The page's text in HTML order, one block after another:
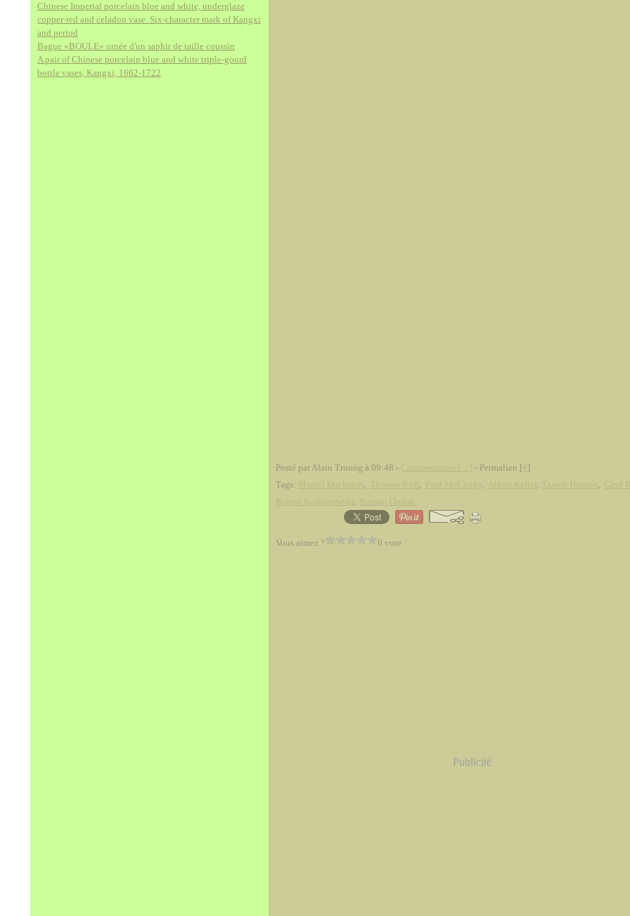
Chinese Imperial porcelain blue and white, underglaze
copper-red and celadon vase. Six-character mark of Kangxi
and period
Bague «BOULE» ornée d'un saphir de taille coussin
A pair of Chinese porcelain blue and white triple-gourd
bottle vases, Kangxi, 1662-1722
Posté par Alain Truong à 09:48 - - Permalien [ ]
Tags:
, , , , ,
,
Vous aimez ? 0 vote
Publicité